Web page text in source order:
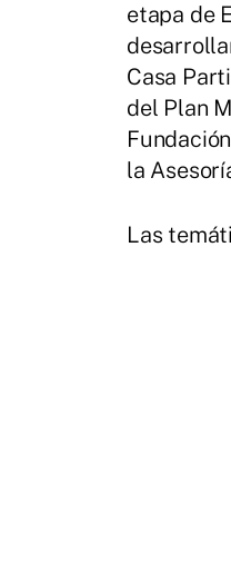
etapa de
Casa
del Plan
la
Las